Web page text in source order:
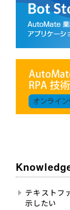
テキストフ
示したい